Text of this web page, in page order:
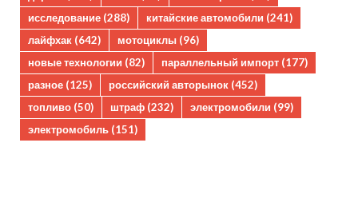
исследование (288) китайские автомобили (241)
лайфхак (642) мотоциклы (96)
новые технологии (82) параллельный импорт (177)
разное (125) российский авторынок (452)
топливо (50) штраф (232) электромобили (99)
электромобиль (151)